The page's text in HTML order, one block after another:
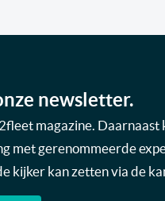
newsletter.
magazine. Daarnaast
met gerenommeerde
kijker kan zetten via de